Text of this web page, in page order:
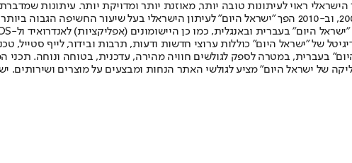
ראוי לעיתונות טובה יותר, מאוזנת יותר ומדויקת יותר. עיתונות
תשלום. המהדורה המודפסת הראשונה פורסמה ב-30 ביולי 2007, וב-2010 הפך "ישראל היום" לעיתון
של "ישראל היום" כוללות ערוצי חדשות ודעות, תרבות ובידור, לייף סטייל,
היום" בעברית, במטרה לספק לגולשים חוויה מהירה, עדכנית, בטוחה ונוחה.
של ישראל היום" מציע לגולשי האתר הנחות ומבצעים על מוצרים ושירותים.